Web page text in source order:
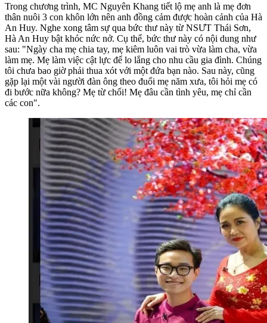
Trong chương trình, MC Nguyên Khang tiết lộ mẹ anh là mẹ đơn
thân nuôi 3 con khôn lớn nên anh đồng cảm được hoàn cảnh của Hà
An Huy. Nghe xong tâm sự qua bức thư này từ NSƯT Thái Sơn,
Hà An Huy bật khóc nức nở. Cụ thể, bức thư này có nội dung như
sau: "Ngày cha mẹ chia tay, mẹ kiêm luôn vai trò vừa làm cha, vừa
làm mẹ. Mẹ làm việc cật lực để lo lắng cho nhu cầu gia đình. Chúng
tôi chưa bao giờ phải thua xót với một đứa bạn nào. Sau này, cũng
gặp lại một vài người đàn ông theo đuổi mẹ năm xưa, tôi hỏi mẹ có
đi bước nữa không? Mẹ từ chối! Mẹ đâu cần tình yêu, mẹ chỉ cần
các con".